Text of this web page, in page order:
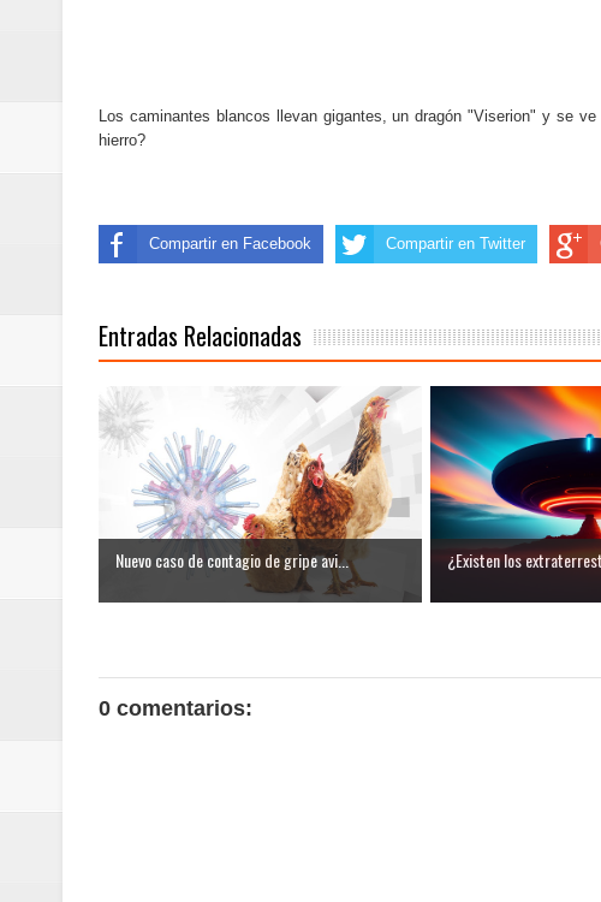
Los caminantes blancos llevan gigantes, un dragón "Viserion" y se
hierro?
Compartir en Facebook Compartir en Twitter
Entradas Relacionadas
Nuevo caso de contagio de gripe avi... ¿Existen los
0 comentarios: